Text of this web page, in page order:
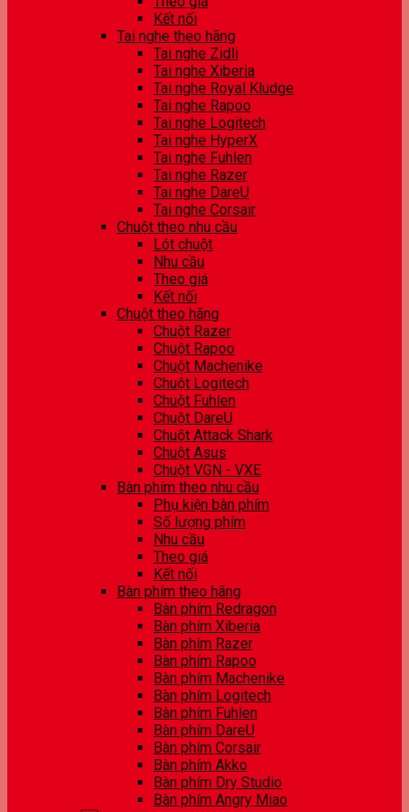
Kết nối
Tai nghe theo hãng
Tai nghe Zidli
Tai nghe Xiberia
Tai nghe Royal Kludge
Tai nghe Rapoo
Tai nghe Logitech
Tai nghe HyperX
Tai nghe Fuhlen
Tai nghe Razer
Tai nghe DareU
Tai nghe Corsair
Chuột theo nhu cầu
Lót chuột
Nhu cầu
Theo giá
Kết nối
Chuột theo hãng
Chuột Razer
Chuột Rapoo
Chuột Machenike
Chuột Logitech
Chuột Fuhlen
Chuột DareU
Chuột Attack Shark
Chuột Asus
Chuột VGN - VXE
Bàn phím theo nhu cầu
Phụ kiện bàn phím
Số lượng phím
Nhu cầu
Theo giá
Kết nối
Bàn phím theo hãng
Bàn phím Redragon
Bàn phím Xiberia
Bàn phím Razer
Bàn phím Rapoo
Bàn phím Machenike
Bàn phím Logitech
Bàn phím Fuhlen
Bàn phím DareU
Bàn phím Corsair
Bàn phím Akko
Bàn phím Dry Studio
Bàn phím Angry Miao